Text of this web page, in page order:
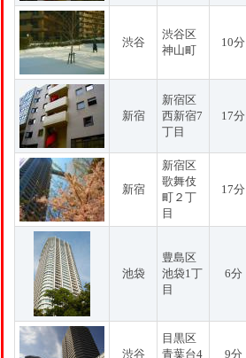
渋谷
渋谷区
神山町
10分
新宿
新宿区
西新宿7
丁目
17分
新宿
新宿区
歌舞伎
町２丁
目
17分
池袋
豊島区
池袋1丁
目
6分
渋谷
目黒区
青葉台4
9分